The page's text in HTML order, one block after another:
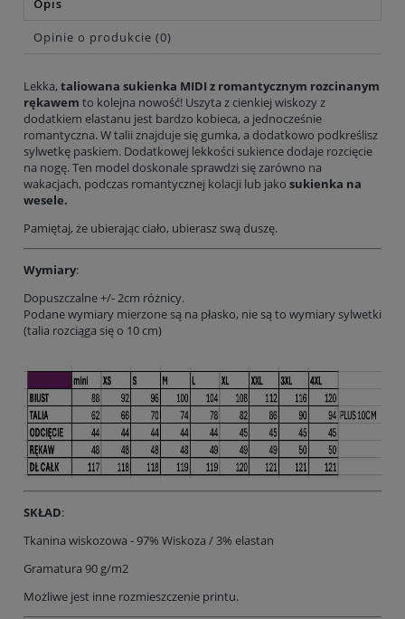
Opinie o produkcie (0)
Lekka, taliowana sukienka MIDI z romantycznym rozcinanym
rękawem to kolejna nowość! Uszyta z cienkiej wiskozy z
dodatkiem elastanu jest bardzo kobieca, a jednocześnie
romantyczna. W talii znajduje się gumka, a dodatkowo podkreślisz
sylwetkę paskiem. Dodatkowej lekkości sukience dodaje rozcięcie
na nogę. Ten model doskonale sprawdzi się zarówno na
wakacjach, podczas romantycznej kolacji lub jako sukienka na
wesele.
Pamiętaj, że ubierając ciało, ubierasz swą duszę.
Wymiary:
Dopuszczalne +/- 2cm różnicy.
Podane wymiary mierzone są na płasko, nie są to wymiary sylwetki
(talia rozciąga się o 10 cm)
SKŁAD:
Tkanina wiskozowa - 97% Wiskoza / 3% elastan
Gramatura 90 g/m2
Możliwe jest inne rozmieszczenie printu.